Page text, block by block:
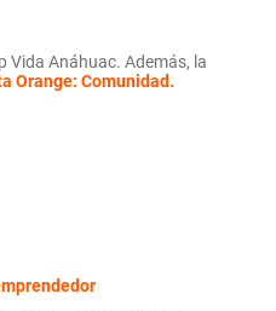
Vida Anáhuac. Además, la
Orange: Comunidad.